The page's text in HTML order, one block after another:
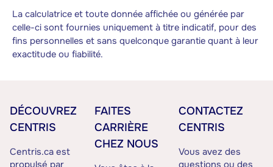
La calculatrice et toute donnée affichée ou générée par
celle-ci sont fournies uniquement à titre indicatif, pour des
fins personnelles et sans quelconque garantie quant à leur
exactitude ou fiabilité.
DÉCOUVREZ
CENTRIS
Centris.ca est
FAITES
CARRIÈRE
CHEZ NOUS
CONTACTEZ
CENTRIS
Vous avez des